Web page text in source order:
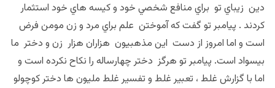
دين زيباي تو براي منافع شخصي خود و كيسه هاي خود استثمار
كردند . پيامبر تو گفت كه آموختن علم براي مرد و زن مومن فرض
است و اما امروز از دست اين مذهبيون هزاران هزار زن و دختر ما
بيسواد است. پيامبر تو هرگز دختر چهارساله را نكاح نكرده است و
اما با گزارش غلط ، تعبير غلط و تفسير غلط مليون ها دختر كوچولو